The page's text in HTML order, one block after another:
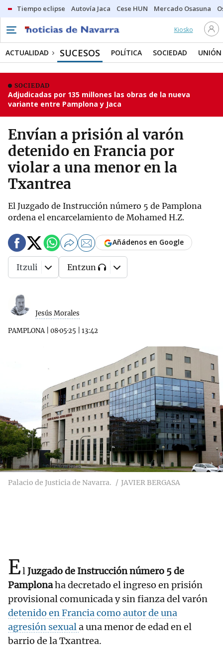
Tiempo eclipse Autovía Jaca Cese HUN Mercado Osasuna
Kiosko
ACTUALIDAD SUCESOS POLÍTICA SOCIEDAD UNIÓN
SOCIEDAD
Adjudicadas por 135 millones las obras de la nueva
variante entre Pamplona y Jaca
Envían a prisión al varón
detenido en Francia por
violar a una menor en la
Txantrea
El Juzgado de Instrucción número 5 de Pamplona
ordena el encarcelamiento de Mohamed H.Z.
Jesús Morales
PAMPLONA| 08·05·25 13:42
Añádenos en Google
Itzuli Entzun
Palacio de Justicia de Navarra. JAVIER BERGASA
ElJuzgado de Instrucción número 5 de
Pamplonaha decretado el ingreso en prisión
provisional comunicada y sin fianza del varón
detenido en Francia como autor de una
agresión sexuala una menor de edad en el
barrio de la Txantrea.